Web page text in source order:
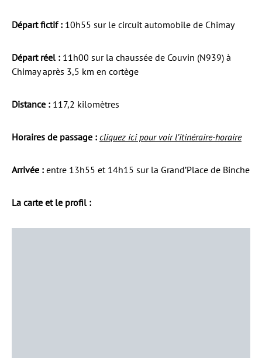
Départ fictif : 10h55 sur le circuit automobile de Chimay
Départ réel : 11h00 sur la chaussée de Couvin (N939) à
Chimay après 3,5 km en cortège
Distance : 117,2 kilomètres
Horaires de passage : cliquez ici pour voir l’itinéraire-horaire
Arrivée : entre 13h55 et 14h15 sur la Grand’Place de Binche
La carte et le profil :